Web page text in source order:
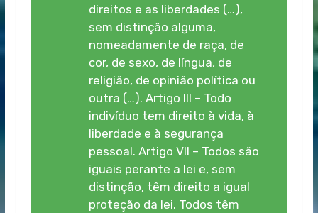
direitos e as liberdades (…),
sem distinção alguma,
nomeadamente de raça, de
cor, de sexo, de língua, de
religião, de opinião política ou
outra (…). Artigo III – Todo
indivíduo tem direito à vida, à
liberdade e à segurança
pessoal. Artigo VII – Todos são
iguais perante a lei e, sem
distinção, têm direito a igual
proteção da lei. Todos têm